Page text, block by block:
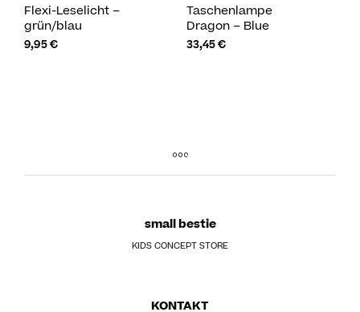
Flexi-Leselicht –
grün/blau
9,95€
Taschenlampe
Dragon – Blue
33,45€
small bestie
KIDS CONCEPT STORE
KONTAKT